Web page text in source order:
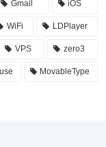
Gmail iOS
WiFi LDPlayer
VPS zero3
MovableType